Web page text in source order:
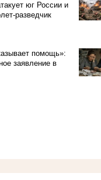
юг России и
разведчик
помощь»:
заявление в